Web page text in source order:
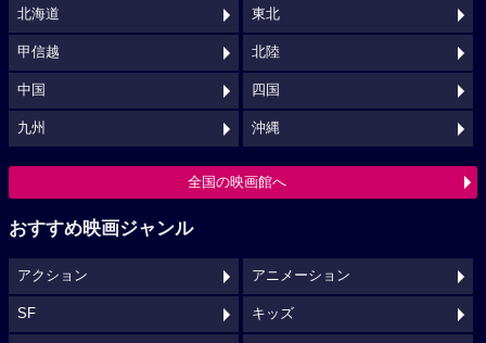
北海道 東北
甲信越 北陸
中国 四国
九州 沖縄
全国の映画館へ
おすすめ映画ジャンル
アクション アニメーション
SF キッズ